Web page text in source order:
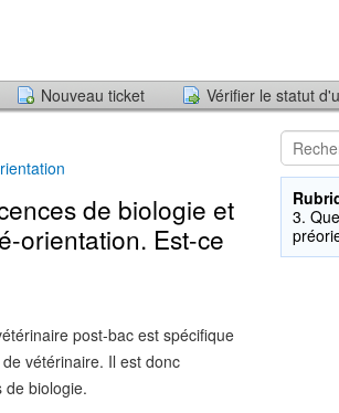
Nouveau ticket Vérifier le statut
de biologie et
orientation. Est-ce
post-bac est spécifique
vétérinaire. Il est donc
de biologie.
3.